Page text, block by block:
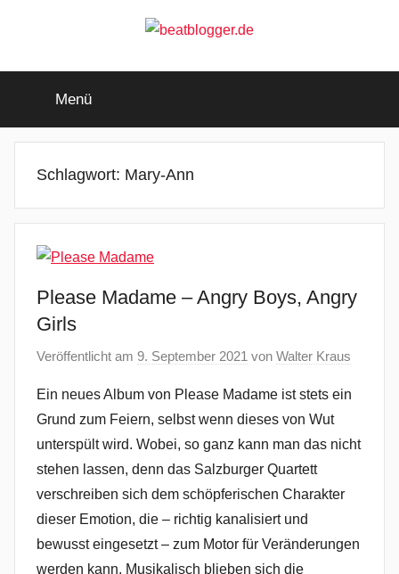
beatblogger.de
beat
goes
Menü
Schlagwort: Mary-Ann
Please Madame – Angry Boys, Angry
Girls
Veröffentlicht am 9. September 2021 von Walter Kraus
Ein neues Album von Please Madame ist stets ein
Grund zum Feiern, selbst wenn dieses von Wut
unterspült wird. Wobei, so ganz kann man das nicht
stehen lassen, denn das Salzburger Quartett
verschreiben sich dem schöpferischen Charakter
dieser Emotion, die – richtig kanalisiert und
bewusst eingesetzt – zum Motor für Veränderungen
werden kann. Musikalisch blieben sich die